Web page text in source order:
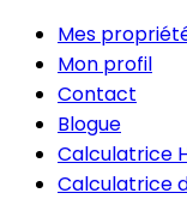
Mes
Mon profil
Contact
Blogue
Calculatrice
Calculatrice